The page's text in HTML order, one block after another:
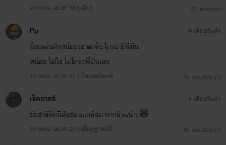
จากตอน: BLUE 38 | เสียรู้ ตอบกลับ
Pp
น้องเล่นตัวหน่อยนะ แกล้ง โกรธ อีพี่มัน
หน่อย ไม่ใช่ ไม่โกรธพี่มันเลย
จากตอน: BLUE 37 | บิ๊กเซอร์ไพรส์
4 เดือนที่แล้ว
ตอบกลับ (1)
เจ็ดราตรี
ยัยชาลีติดนิสัยชอบแกล้งมาจากผัวแน่ๆ 😆
จากตอน: BLUE 29 | เอ็นดูลูกสะใภ้
4 เดือนที่แล้ว
ตอบกลับ (1)